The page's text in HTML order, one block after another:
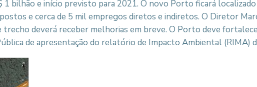
1 bilhão e início previsto para 2021. O novo Porto ficará
e cerca de 5 mil empregos diretos e indiretos. O Diretor
deverá receber melhorias em breve. O Porto deve
de apresentação do relatório de Impacto Ambiental